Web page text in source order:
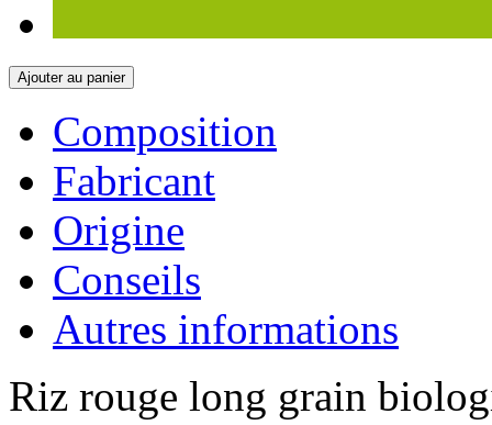
Ajouter au panier
Composition
Fabricant
Origine
Conseils
Autres informations
Riz rouge long grain